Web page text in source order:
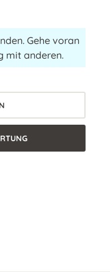
Gehe voran
mit anderen.